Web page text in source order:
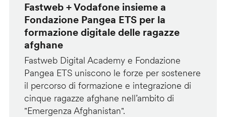
Fastweb + Vodafone insieme a
Fondazione Pangea ETS per la
formazione digitale delle ragazze
afghane
Fastweb Digital Academy e Fondazione
Pangea ETS uniscono le forze per sostenere
il percorso di formazione e integrazione di
cinque ragazze afghane nell’ambito di
"Emergenza Afghanistan".